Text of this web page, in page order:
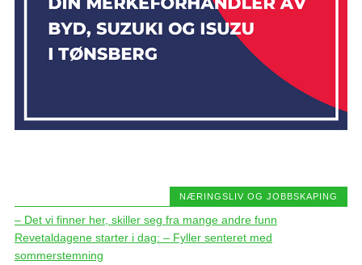
NÆRINGSLIV OG JOBBSKAPING
– Det vi finner her, skiller seg fra mange andre funn
Revetaldagene starter i dag: – Fyller senteret med
sommerstemning